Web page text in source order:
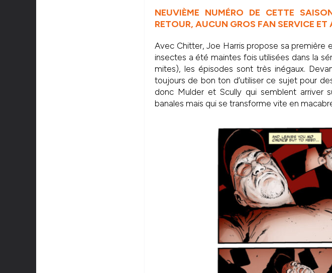
NEUVIÈME NUMÉRO DE CETTE
RETOUR, AUCUN GROS FAN SERVICE
Avec Chitter, Joe Harris propose sa première
insectes a été maintes fois utilisées dans la
mites), les épisodes sont très inégaux.
toujours de bon ton d’utiliser ce sujet pour
donc Mulder et Scully qui semblent arriver
banales mais qui se transforme vite en